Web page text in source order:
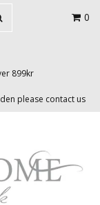
0
899kr
please contact us